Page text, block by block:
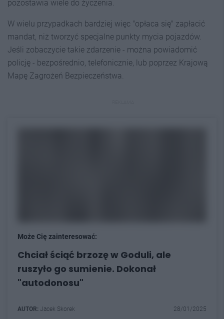
pozostawia wiele do życzenia.
W wielu przypadkach bardziej więc "opłaca się" zapłacić
mandat, niż tworzyć specjalne punkty mycia pojazdów.
Jeśli zobaczycie takie zdarzenie - można powiadomić
policję - bezpośrednio, telefonicznie, lub poprzez Krajową
Mapę Zagrożeń Bezpieczeństwa.
Może Cię zainteresować:
Chciał ściąć brzozę w Goduli, ale
ruszyło go sumienie. Dokonał
"autodonosu"
AUTOR: Jacek Skorek 28/01/2025